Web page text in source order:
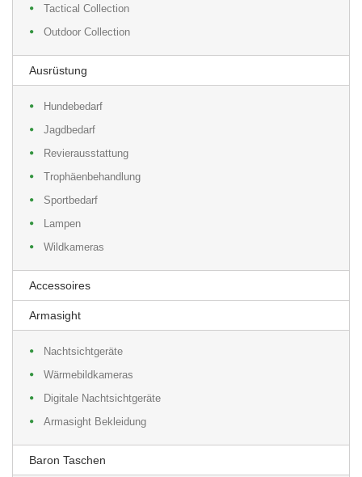
Tactical Collection
Outdoor Collection
Ausrüstung
Hundebedarf
Jagdbedarf
Revierausstattung
Trophäenbehandlung
Sportbedarf
Lampen
Wildkameras
Accessoires
Armasight
Nachtsichtgeräte
Wärmebildkameras
Digitale Nachtsichtgeräte
Armasight Bekleidung
Baron Taschen